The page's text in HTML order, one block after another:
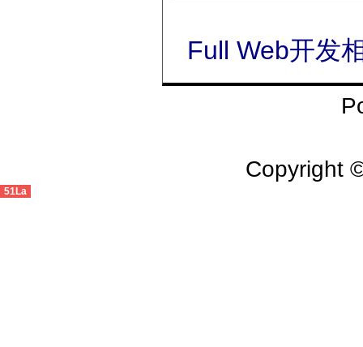
Full Web开发
Copyright
51La